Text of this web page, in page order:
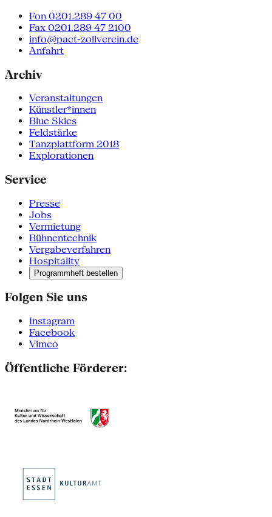
Fon 0201.289 47 00
Fax 0201.289 47 2100
info@pact-zollverein.de
Anfahrt
Archiv
Veranstaltungen
Künstler*innen
Blue Skies
Feldstärke
Tanzplattform 2018
Explorationen
Service
Presse
Jobs
Vermietung
Bühnentechnik
Vergabeverfahren
Hospitality
Programmheft bestellen
Folgen Sie uns
Instagram
Facebook
Vimeo
Öffentliche Förderer: